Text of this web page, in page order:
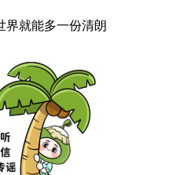
界就能多一份清朗